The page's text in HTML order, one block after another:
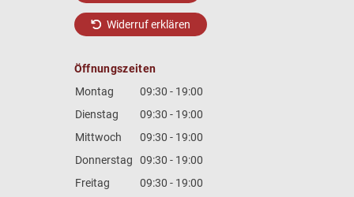
Widerruf erklären
Öffnungszeiten
Montag
09:30 - 19:00
Dienstag
09:30 - 19:00
Mittwoch
09:30 - 19:00
Donnerstag
09:30 - 19:00
Freitag
09:30 - 19:00